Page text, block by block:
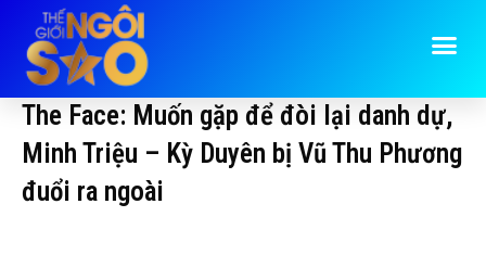
The Face: Muốn gặp để đòi lại danh dự,
Minh Triệu – Kỳ Duyên bị Vũ Thu Phương
đuổi ra ngoài